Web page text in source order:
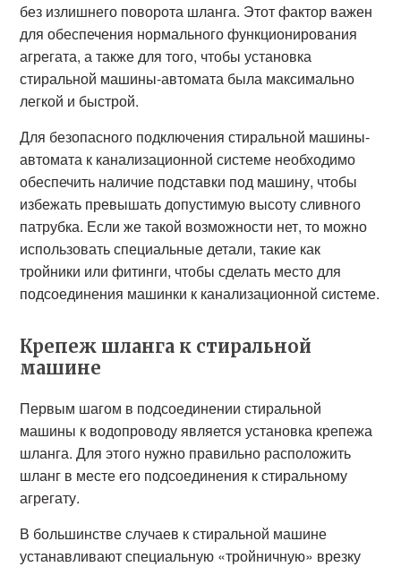
без излишнего поворота шланга. Этот фактор важен
для обеспечения нормального функционирования
агрегата, а также для того, чтобы установка
стиральной машины-автомата была максимально
легкой и быстрой.
Для безопасного подключения стиральной машины-
автомата к канализационной системе необходимо
обеспечить наличие подставки под машину, чтобы
избежать превышать допустимую высоту сливного
патрубка. Если же такой возможности нет, то можно
использовать специальные детали, такие как
тройники или фитинги, чтобы сделать место для
подсоединения машинки к канализационной системе.
Крепеж шланга к стиральной
машине
Первым шагом в подсоединении стиральной
машины к водопроводу является установка крепежа
шланга. Для этого нужно правильно расположить
шланг в месте его подсоединения к стиральному
агрегату.
В большинстве случаев к стиральной машине
устанавливают специальную «тройничную» врезку